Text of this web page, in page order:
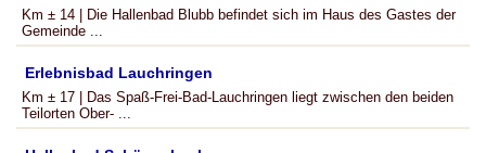
Km ± 14 | Die Hallenbad Blubb befindet sich im Haus des Gastes der
Gemeinde ...
Erlebnisbad Lauchringen
Km ± 17 | Das Spaß-Frei-Bad-Lauchringen liegt zwischen den beiden
Teilorten Ober- ...